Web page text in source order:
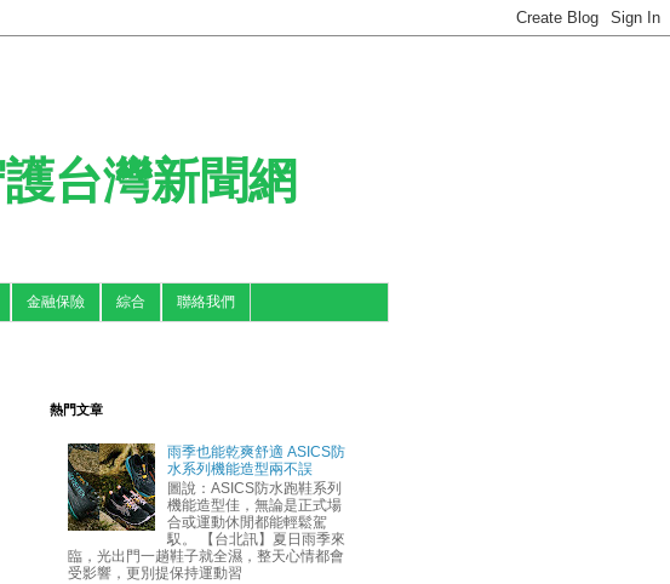
台灣新聞網
金融保險 綜合 聯絡我們
熱門文章
雨季也能乾爽舒適 ASICS防
水系列機能造型兩不誤
圖說：ASICS防水跑鞋系列
機能造型佳，無論是正式場
合或運動休閒都能輕鬆駕
馭。 【台北訊】夏日雨季來
臨，光出門一趟鞋子就全濕，整天心情都會
受影響，更別提保持運動習